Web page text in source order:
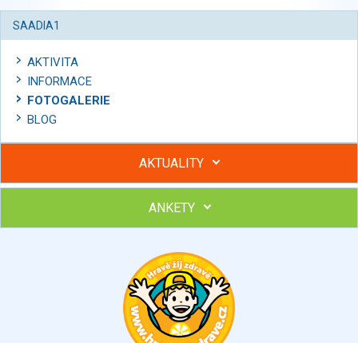
SAADIA1
AKTIVITA
INFORMACE
FOTOGALERIE
BLOG
AKTUALITY
Hubněte s podporou lektorky a skupiny v kurzech STOBu
Chcete poradit s hubnutím? Najděte si odborníka STOBu ve
ANKETY